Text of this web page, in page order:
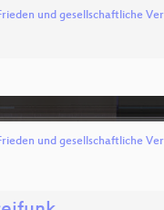
und gesellschaftliche
und gesellschaftliche